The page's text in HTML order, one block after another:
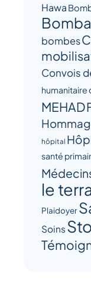
Hawa
bombes
Convois
humanitaire
MEHAD
hôpital
santé
le
Plaidoyer
Soins